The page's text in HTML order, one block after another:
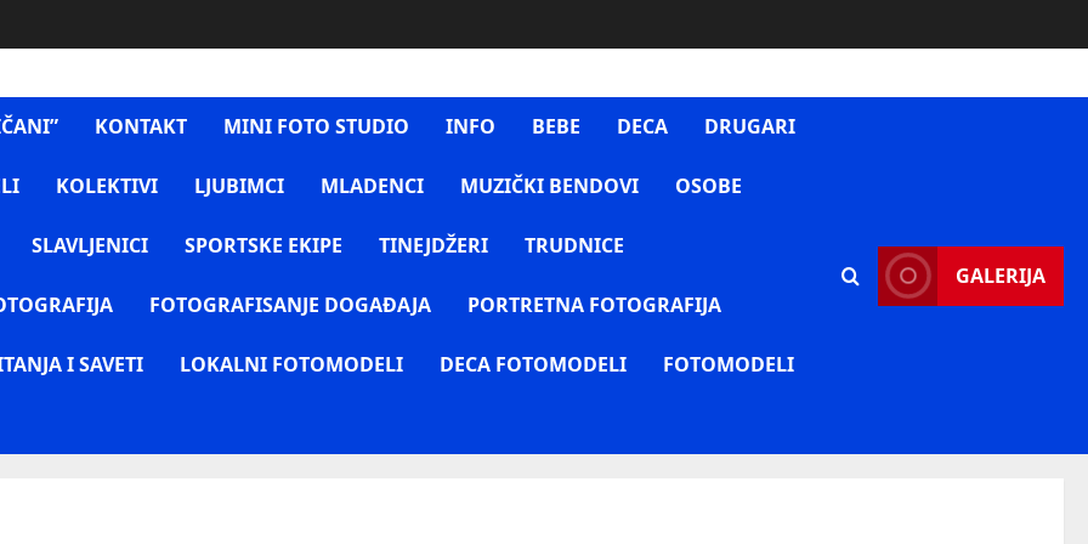
KONTAKT MINI FOTO STUDIO INFO BEBE DECA DRUGARI
KOLEKTIVI LJUBIMCI MLADENCI MUZIČKI BENDOVI OSOBE
SLAVLJENICI SPORTSKE EKIPE TINEJDŽERI TRUDNICE
FOTOGRAFISANJE DOGAĐAJA PORTRETNA FOTOGRAFIJA
I SAVETI LOKALNI FOTOMODELI DECA FOTOMODELI FOTOMODELI
GALERIJA